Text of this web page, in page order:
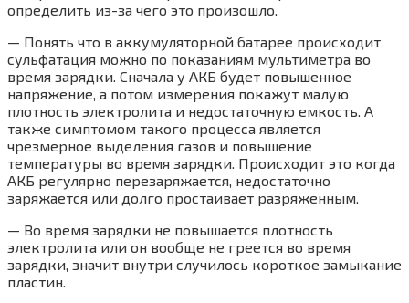
определить из-за чего это произошло.
— Понять что в аккумуляторной батарее происходит
сульфатация можно по показаниям мультиметра во
время зарядки. Сначала у АКБ будет повышенное
напряжение, а потом измерения покажут малую
плотность электролита и недостаточную емкость. А
также симптомом такого процесса является
чрезмерное выделения газов и повышение
температуры во время зарядки. Происходит это когда
АКБ регулярно перезаряжается, недостаточно
заряжается или долго простаивает разряженным.
— Во время зарядки не повышается плотность
электролита или он вообще не греется во время
зарядки, значит внутри случилось короткое замыкание
пластин.